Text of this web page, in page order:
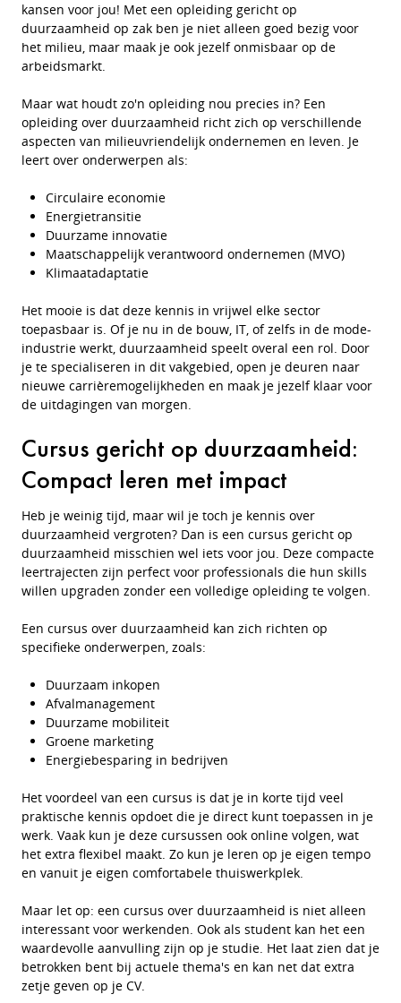
kansen voor jou! Met een opleiding gericht op
duurzaamheid op zak ben je niet alleen goed bezig voor
het milieu, maar maak je ook jezelf onmisbaar op de
arbeidsmarkt.
Maar wat houdt zo'n opleiding nou precies in? Een
opleiding over duurzaamheid richt zich op verschillende
aspecten van milieuvriendelijk ondernemen en leven. Je
leert over onderwerpen als:
Circulaire economie
Energietransitie
Duurzame innovatie
Maatschappelijk verantwoord ondernemen (MVO)
Klimaatadaptatie
Het mooie is dat deze kennis in vrijwel elke sector
toepasbaar is. Of je nu in de bouw, IT, of zelfs in de mode-
industrie werkt, duurzaamheid speelt overal een rol. Door
je te specialiseren in dit vakgebied, open je deuren naar
nieuwe carrièremogelijkheden en maak je jezelf klaar voor
de uitdagingen van morgen.
Cursus gericht op duurzaamheid:
Compact leren met impact
Heb je weinig tijd, maar wil je toch je kennis over
duurzaamheid vergroten? Dan is een cursus gericht op
duurzaamheid misschien wel iets voor jou. Deze compacte
leertrajecten zijn perfect voor professionals die hun skills
willen upgraden zonder een volledige opleiding te volgen.
Een cursus over duurzaamheid kan zich richten op
specifieke onderwerpen, zoals:
Duurzaam inkopen
Afvalmanagement
Duurzame mobiliteit
Groene marketing
Energiebesparing in bedrijven
Het voordeel van een cursus is dat je in korte tijd veel
praktische kennis opdoet die je direct kunt toepassen in je
werk. Vaak kun je deze cursussen ook online volgen, wat
het extra flexibel maakt. Zo kun je leren op je eigen tempo
en vanuit je eigen comfortabele thuiswerkplek.
Maar let op: een cursus over duurzaamheid is niet alleen
interessant voor werkenden. Ook als student kan het een
waardevolle aanvulling zijn op je studie. Het laat zien dat je
betrokken bent bij actuele thema's en kan net dat extra
zetje geven op je CV.